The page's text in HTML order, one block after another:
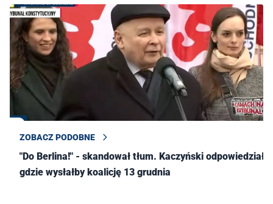
ZOBACZ PODOBNE
"Do Berlina!" - skandował tłum. Kaczyński odpowiedział,
gdzie wysłałby koalicję 13 grudnia